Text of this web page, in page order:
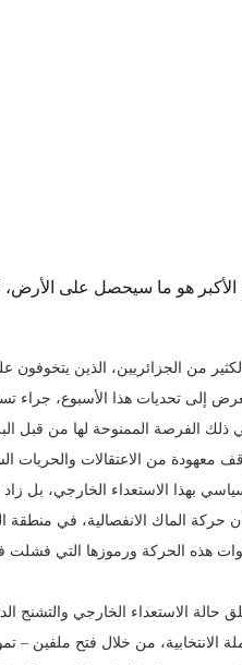
الأكبر هو ما سيحصل على الأرض،
من الجزائريين، الذين
إلى تحديات هذا الأسبوع، جراء
ذلك الفرصة الممنوحة لها من قبل
بهذا الاستعداء الخارجي، بل
حركة الماك الانفصالية، في
هذه الحركة ورموزها التي فشلت
حالة الاستعداء الخارجي
الانتخابية، من خلال فتح ملفين